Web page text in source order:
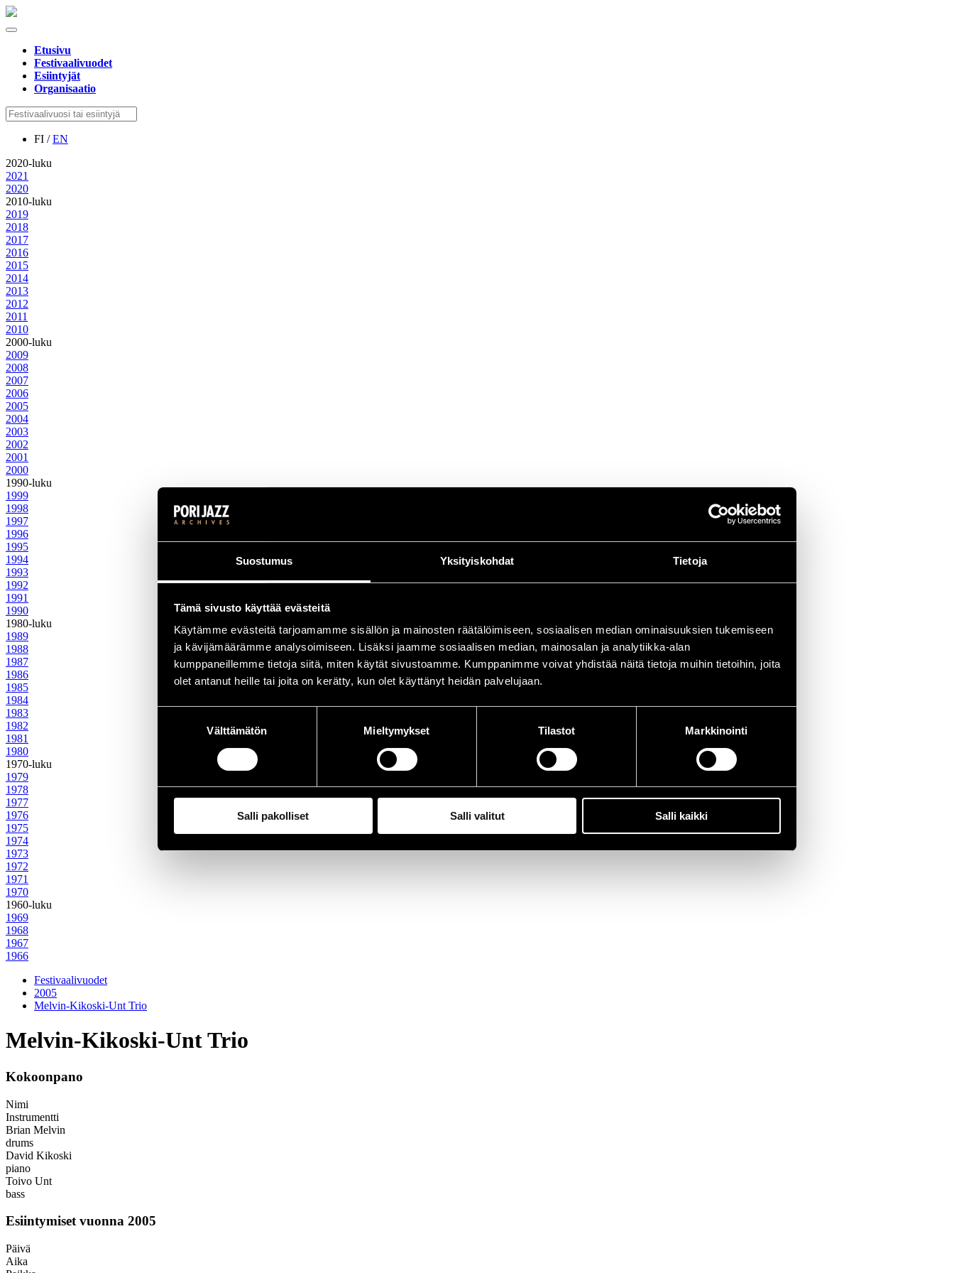
Suostumus Yksityiskohdat Tietoja
Tämä sivusto käyttää evästeitä
Käytämme evästeitä tarjoamamme sisällön ja mainosten räätälöimiseen, sosiaalisen median ominaisuuksien tukemiseen
ja kävijämäärämme analysoimiseen. Lisäksi jaamme sosiaalisen median, mainosalan ja analytiikka-alan
kumppaneillemme tietoja siitä, miten käytät sivustoamme. Kumppanimme voivat yhdistää näitä tietoja muihin tietoihin, joita
olet antanut heille tai joita on kerätty, kun olet käyttänyt heidän palvelujaan.
Välttämätön Mieltymykset Tilastot Markkinointi
Salli pakolliset Salli valitut Salli kaikki
Etusivu
Festivaalivuodet
Esiintyjät
Organisaatio
FI /EN
2020-luku
2021
2020
2010-luku
2019
2018
2017
2016
2015
2014
2013
2012
2011
2010
2000-luku
2009
2008
2007
2006
2005
2004
2003
2002
2001
2000
1990-luku
1999
1998
1997
1996
1995
1994
1993
1992
1991
1990
1980-luku
1989
1988
1987
1986
1985
1984
1983
1982
1981
1980
1970-luku
1979
1978
1977
1976
1975
1974
1973
1972
1971
1970
1960-luku
1969
1968
1967
1966
Festivaalivuodet
2005
Melvin-Kikoski-Unt Trio
Melvin-Kikoski-Unt Trio
Kokoonpano
Nimi
Instrumentti
Brian Melvin
drums
David Kikoski
piano
Toivo Unt
bass
Esiintymiset vuonna 2005
Päivä
Aika